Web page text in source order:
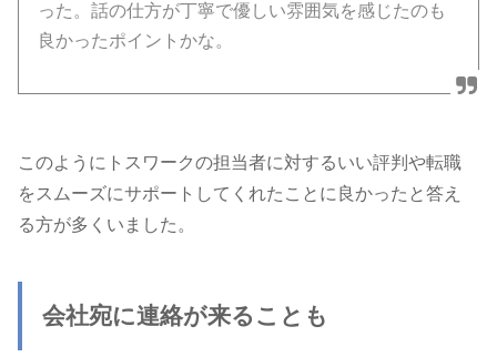
った。話の仕方が丁寧で優しい雰囲気を感じたのも
良かったポイントかな。
このようにトスワークの担当者に対するいい評判や転職
をスムーズにサポートしてくれたことに良かったと答え
る方が多くいました。
会社宛に連絡が来ることも